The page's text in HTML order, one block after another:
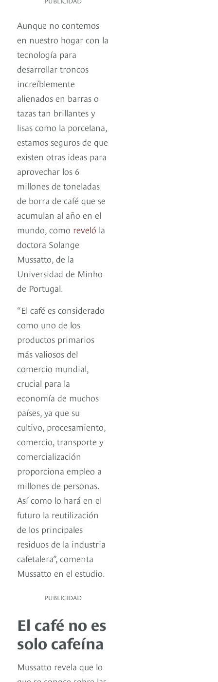
Aunque no contemos
en nuestro hogar con la
tecnología para
desarrollar troncos
increíblemente
alienados en barras o
tazas tan brillantes y
lisas como la porcelana,
estamos seguros de que
existen otras ideas para
aprovechar los 6
millones de toneladas
de borra de café que se
acumulan al año en el
mundo, como reveló la
doctora Solange
Mussatto, de la
Universidad de Minho
de Portugal.
“El café es considerado
como uno de los
productos primarios
más valiosos del
comercio mundial,
crucial para la
economía de muchos
países, ya que su
cultivo, procesamiento,
comercio, transporte y
comercialización
proporciona empleo a
millones de personas.
Así como lo hará en el
futuro la reutilización
de los principales
residuos de la industria
cafetalera”, comenta
Mussatto en el estudio.
PUBLICIDAD
El café no es
solo cafeína
Mussatto revela que lo